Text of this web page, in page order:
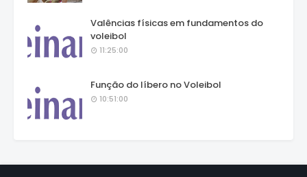
Valências físicas em fundamentos do
voleibol
11:25:00
Função do líbero no Voleibol
10:51:00